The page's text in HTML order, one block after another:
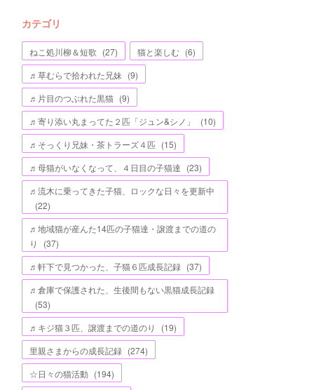
カテゴリ
ねこ処川柳＆短歌 (27) 猫と楽しむ (6)
♬草むらで拾われた兄妹 (9)
♬片目のつぶれた黒猫 (9)
♬寄り添い丸まってた２匹「ジュン&シノ」
(10)
♬そっくり兄妹・茶トラーズ４匹 (15)
♬母猫がいなくなって、４日目の子猫達 (23)
♬流木に乗ってきた子猫、ロックな日々を更新中
(22)
♬地域猫が産んた14匹の子猫達・譲渡までの道の
り
(37)
♬軒下で見つかった、子猫６匹成長記録 (37)
♬倉庫で保護された、生後間もない黒猫成長記録
(53)
♬キジ猫３匹、譲渡までの道のり
(19)
里親さまからの成長記録 (274)
☆日々の猫活動 (194)